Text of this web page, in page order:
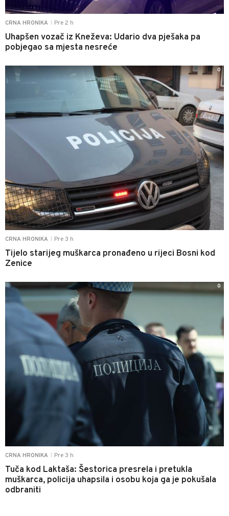
CRNA HRONIKA Pre 2 h
Uhapšen vozač iz Kneževa: Udario dva pješaka pa
pobjegao sa mjesta nesreće
CRNA HRONIKA Pre 3 h
Tijelo starijeg muškarca pronađeno u rijeci Bosni kod
Zenice
0
CRNA HRONIKA Pre 3 h
Tuča kod Laktaša: Šestorica presrela i pretukla
muškarca, policija uhapsila i osobu koja ga je pokušala
odbraniti
0